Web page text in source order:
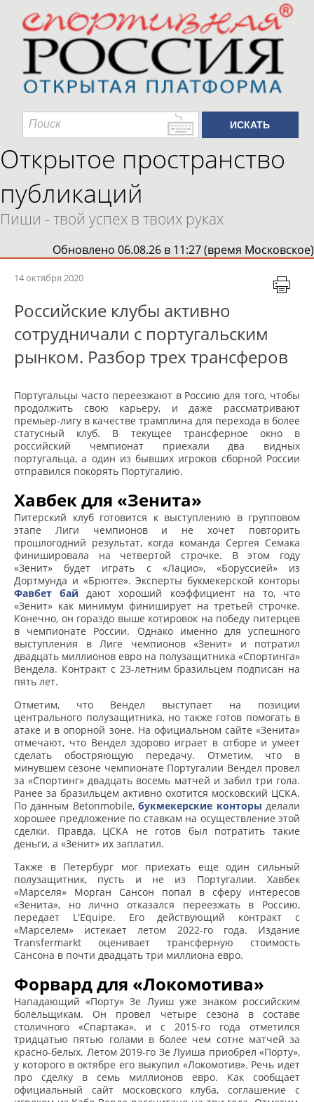
Открытое пространство
публикаций
Пиши - твой успех в твоих руках
Обновлено 06.08.26 в 11:27 (время Московское)
14 октября 2020
Российские клубы активно
сотрудничали с португальским
рынком. Разбор трех трансферов
Португальцы часто переезжают в Россию для того, чтобы
продолжить свою карьеру, и даже рассматривают
премьер-лигу в качестве трамплина для перехода в более
статусный клуб. В текущее трансферное окно в
российский чемпионат приехали два видных
португальца, а один из бывших игроков сборной России
отправился покорять Португалию.
Хавбек для «Зенита»
Питерский клуб готовится к выступлению в групповом
этапе Лиги чемпионов и не хочет повторить
прошлогодний результат, когда команда Сергея Семака
финишировала на четвертой строчке. В этом году
«Зенит» будет играть с «Лацио», «Боруссией» из
Дортмунда и «Брюгге». Эксперты букмекерской конторы
Фавбет бай дают хороший коэффициент на то, что
«Зенит» как минимум финиширует на третьей строчке.
Конечно, он гораздо выше котировок на победу питерцев
в чемпионате России. Однако именно для успешного
выступления в Лиге чемпионов «Зенит» и потратил
двадцать миллионов евро на полузащитника «Спортинга»
Вендела. Контракт с 23-летним бразильцем подписан на
пять лет.
Отметим, что Вендел выступает на позиции
центрального полузащитника, но также готов помогать в
атаке и в опорной зоне. На официальном сайте «Зенита»
отмечают, что Вендел здорово играет в отборе и умеет
сделать обостряющую передачу. Отметим, что в
минувшем сезоне чемпионате Португалии Вендел провел
за «Спортинг» двадцать восемь матчей и забил три гола.
Ранее за бразильцем активно охотится московский ЦСКА.
По данным Betonmobile,букмекерские конторы делали
хорошее предложение по ставкам на осуществление этой
сделки. Правда, ЦСКА не готов был потратить такие
деньги, а «Зенит» их заплатил.
Также в Петербург мог приехать еще один сильный
полузащитник, пусть и не из Португалии. Хавбек
«Марселя» Морган Сансон попал в сферу интересов
«Зенита», но лично отказался переезжать в Россию,
передает L'Equipe. Его действующий контракт с
«Марселем» истекает летом 2022-го года. Издание
Transfermarkt оценивает трансферную стоимость
Сансона в почти двадцать три миллиона евро.
Форвард для «Локомотива»
Нападающий «Порту» Зе Луиш уже знаком российским
болельщикам. Он провел четыре сезона в составе
столичного «Спартака», и с 2015-го года отметился
тридцатью пятью голами в более чем сотне матчей за
красно-белых. Летом 2019-го Зе Луиша приобрел «Порту»,
у которого в октябре его выкупил «Локомотив». Речь идет
про сделку в семь миллионов евро. Как сообщает
официальный сайт московского клуба, соглашение с